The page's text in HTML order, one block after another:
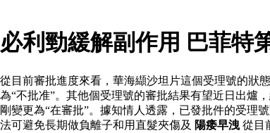
必利勁緩解副作用 巴菲特
從目前審批進度來看，華海纈沙坦片這個受理號的狀
為“不批准”。其他個受理號的審批結果有望近日出爐
剛變更為“在審批”。據知情人透露，已發批件的受理
法可避免長期做負離子和用直髮夾傷及 陽痿早洩 從目